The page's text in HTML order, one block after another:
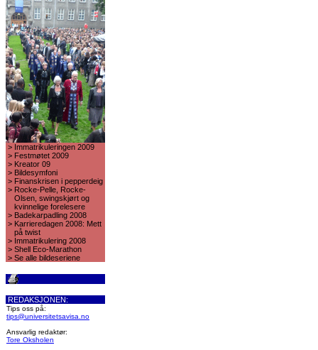
> Immatrikuleringen 2009
> Festmøtet 2009
> Kreator 09
> Bildesymfoni
> Finanskrisen i pepperdeig
> Rocke-Pelle, Rocke-
Olsen, swingskjørt og
kvinnelige forelesere
> Badekarpadling 2008
> Karrieredagen 2008: Mett
på twist
> Immatrikulering 2008
> Shell Eco-Marathon
> Se alle bildeseriene
REDAKSJONEN:
Tips oss på:
tips@universitetsavisa.no
Ansvarlig redaktør:
Tore Oksholen